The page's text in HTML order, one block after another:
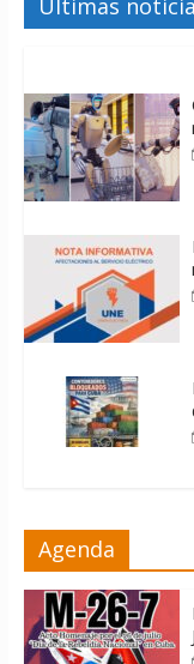
Últimas
Agenda